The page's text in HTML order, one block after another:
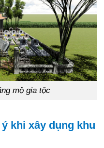
mộ gia tộc
khi xây dụng khu